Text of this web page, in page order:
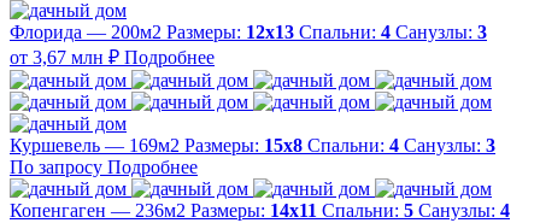
Флорида — 200м2 Размеры: 12х13 Спальни: 4 Санузлы: 3
от 3,67 млн ₽ Подробнее
Куршевель — 169м2 Размеры: 15х8 Спальни: 4 Санузлы: 3
По запросу Подробнее
Копенгаген — 236м2 Размеры: 14х11 Спальни: 5 Санузлы: 4